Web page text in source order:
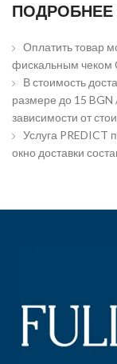
ПОДРОБНЕЕ
Оплатить товар
фискальным чеком
В стоимость
размере до 15 BGN
зависимости от
Услуга PREDICT
окно доставки